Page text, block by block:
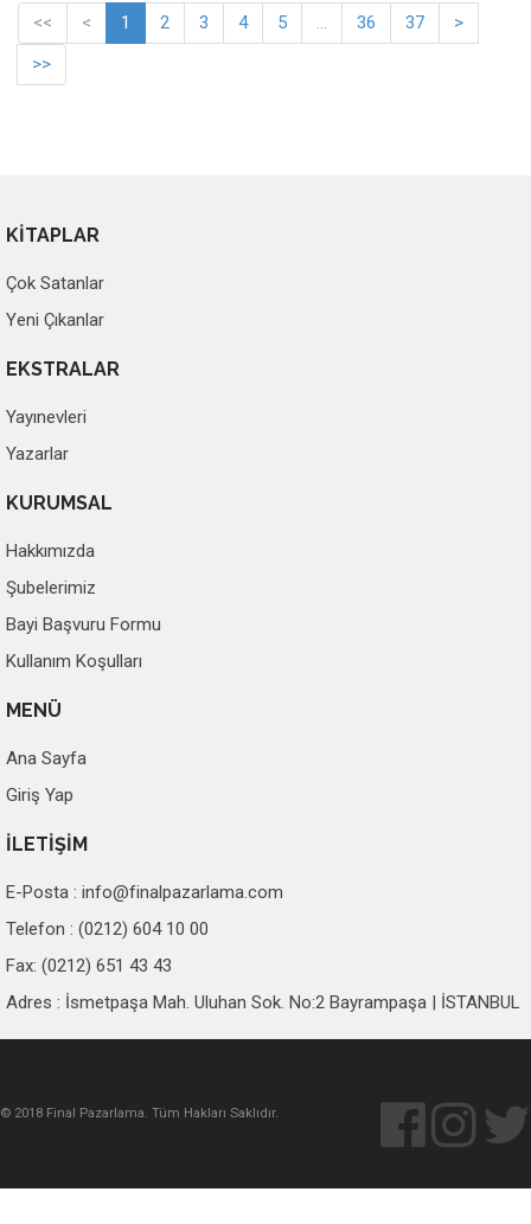
<< < 1 2 3 4 5 ... 36 37
>
>>
KİTAPLAR
Çok Satanlar
Yeni Çıkanlar
EKSTRALAR
Yayınevleri
Yazarlar
KURUMSAL
Hakkımızda
Şubelerimiz
Bayi Başvuru Formu
Kullanım Koşulları
MENÜ
Ana Sayfa
Giriş Yap
İLETİŞİM
E-Posta : info@finalpazarlama.com
Telefon : (0212) 604 10 00
Fax: (0212) 651 43 43
Adres : İsmetpaşa Mah. Uluhan Sok. No:2 Bayrampaşa | İSTANBUL
© 2018 Final Pazarlama. Tüm Hakları Saklıdır.